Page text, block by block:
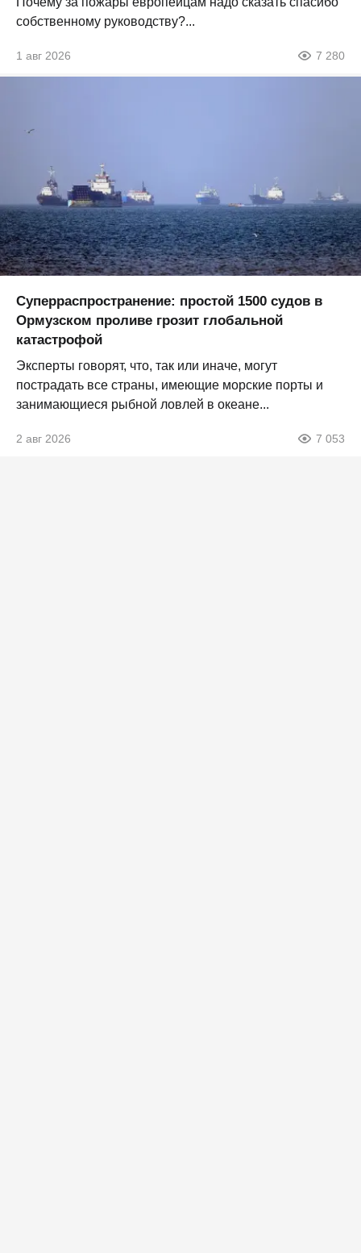
собственному руководству?...
1 авг 2026 7 280
Суперраспространение: простой 1500 судов в
Ормузском проливе грозит глобальной
катастрофой
Эксперты говорят, что, так или иначе, могут
пострадать все страны, имеющие морские порты и
занимающиеся рыбной ловлей в океане...
2 авг 2026 7 053